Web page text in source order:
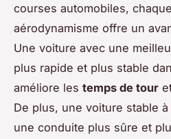
courses automobiles,
aérodynamisme offre un
Une voiture avec une
plus rapide et plus stable
améliore les temps de tour
De plus, une voiture stable
une conduite plus sûre et